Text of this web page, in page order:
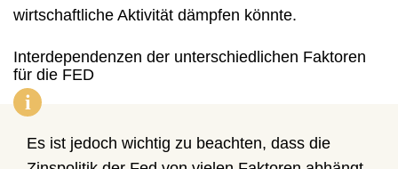
wirtschaftliche Aktivität dämpfen könnte.
Interdependenzen der unterschiedlichen Faktoren
für die FED
i
Es ist jedoch wichtig zu beachten, dass die